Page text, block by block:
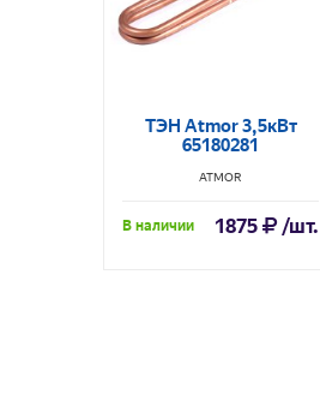
ТЭН Atmor 3,5кВт
65180281
ATMOR
В наличии 1875 /шт.